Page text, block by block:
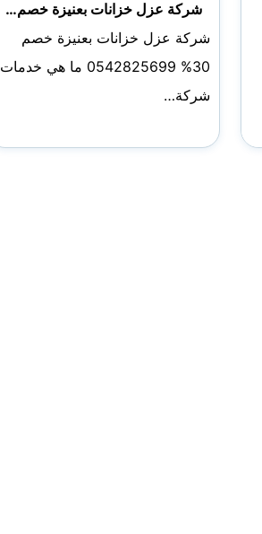
شركة عزل خزانات بعنيزة خصم…
شركة عزل خزانات بعنيزة خصم
30% 0542825699 ما هي خدمات
شركة…